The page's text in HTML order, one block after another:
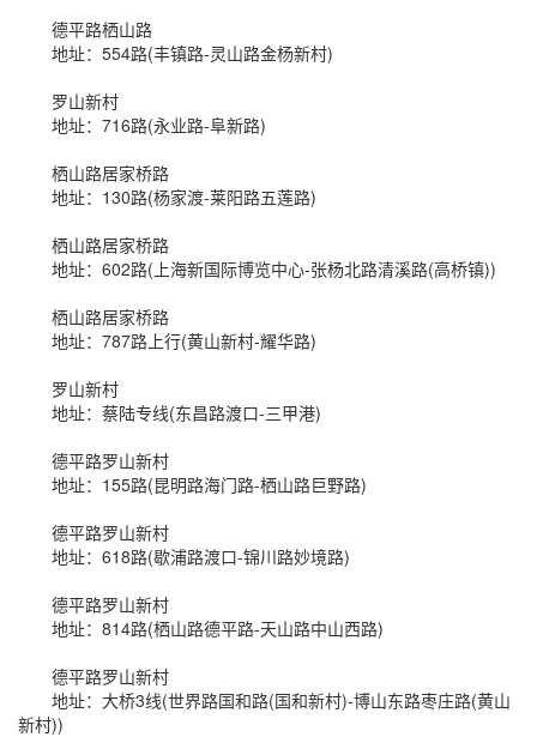
德平路栖山路
地址：554路(丰镇路-灵山路金杨新村)
罗山新村
地址：716路(永业路-阜新路)
栖山路居家桥路
地址：130路(杨家渡-莱阳路五莲路)
栖山路居家桥路
地址：602路(上海新国际博览中心-张杨北路清溪路(高桥镇))
栖山路居家桥路
地址：787路上行(黄山新村-耀华路)
罗山新村
地址：蔡陆专线(东昌路渡口-三甲港)
德平路罗山新村
地址：155路(昆明路海门路-栖山路巨野路)
德平路罗山新村
地址：618路(歇浦路渡口-锦川路妙境路)
德平路罗山新村
地址：814路(栖山路德平路-天山路中山西路)
德平路罗山新村
地址：大桥3线(世界路国和路(国和新村)-博山东路枣庄路(黄山
新村))